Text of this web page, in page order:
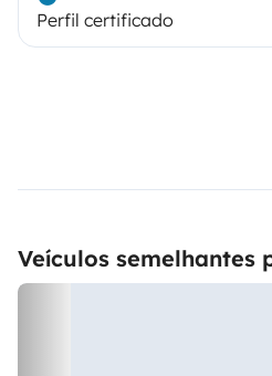
Perfil certificado
Veículos semelhantes